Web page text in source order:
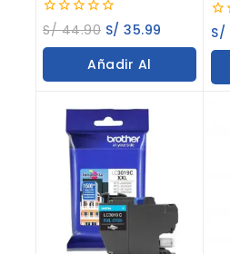
0
out
of
S/44.90 S/ 35.99
Añadir Al
0
out
of
S/